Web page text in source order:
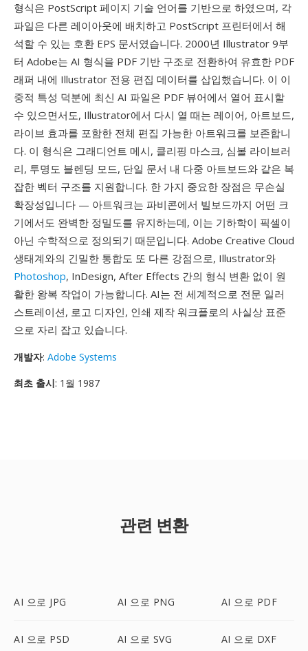
형식은 PostScript 페이지 기술 언어를 기반으로 하였으며, 각
파일은 다른 레이아웃에 배치하고 PostScript 프린터에서 해
석할 수 있는 호환 EPS 문서였습니다. 2000년 Illustrator 9부
터 Adobe는 AI 형식을 PDF 기반 구조로 전환하여 유효한 PDF
래퍼 내에 Illustrator 전용 편집 데이터를 삽입했습니다. 이 이
중적 특성 덕분에 최신 AI 파일은 PDF 뷰어에서 열어 표시할
수 있으면서도, Illustrator에서 다시 열 때는 레이어, 아트보드,
라이브 효과를 포함한 전체 편집 가능한 아트워크를 보존합니
다. 이 형식은 그래디언트 메시, 클리핑 마스크, 심볼 라이브러
리, 투명도 블렌딩 모드, 단일 문서 내 다중 아트보드와 같은 복
잡한 벡터 구조를 지원합니다. 한 가지 중요한 장점은 무손실
확장성입니다 — 아트워크는 파비콘에서 빌보드까지 어떤 크
기에서도 완벽한 정밀도를 유지하는데, 이는 기하학이 픽셀이
아닌 수학적으로 정의되기 때문입니다. Adobe Creative Cloud
생태계와의 긴밀한 통합도 또 다른 강점으로, Illustrator와
Photoshop, InDesign, After Effects 간의 형식 변환 없이 원
활한 왕복 작업이 가능합니다. AI는 전 세계적으로 전문 일러
스트레이션, 로고 디자인, 인쇄 제작 워크플로의 사실상 표준
으로 자리 잡고 있습니다.
개발자: Adobe Systems
최초 출시: 1월 1987
관련 변환
AI 으로 JPG AI 으로 PNG AI 으로 PDF
AI 으로 PSD AI 으로 SVG AI 으로 DXF